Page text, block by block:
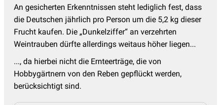
An gesicherten Erkenntnissen steht lediglich fest, dass
die Deutschen jährlich pro Person um die 5,2 kg dieser
Frucht kaufen. Die „Dunkelziffer“ an verzehrten
Weintrauben dürfte allerdings weitaus höher liegen...
..., da hierbei nicht die Ernteerträge, die von
Hobbygärtnern von den Reben gepflückt werden,
berücksichtigt sind.